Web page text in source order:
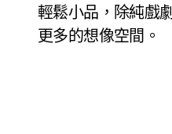
輕鬆小品，除純戲
更多的想像空間。